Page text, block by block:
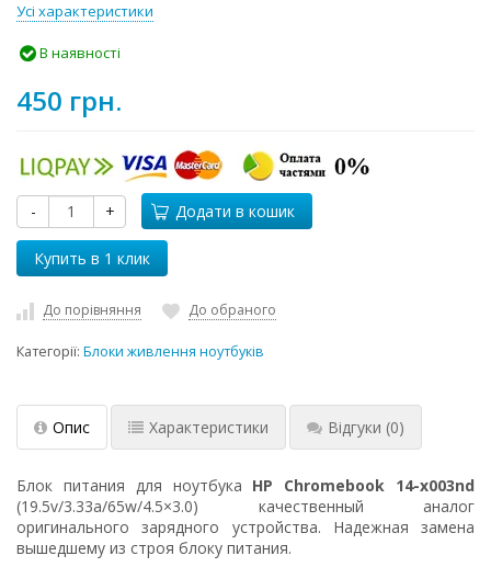
Усі характеристики
В наявності
450 грн.
- + Додати в кошик
До порівняння До обраного
Категорії: Блоки живлення ноутбуків
Опис Характеристики Відгуки (0)
Блок питания для ноутбука HP Chromebook 14-x003nd
(19.5v/3.33a/65w/4.5×3.0) качественный аналог
оригинального зарядного устройства. Надежная замена
вышедшему из строя блоку питания.